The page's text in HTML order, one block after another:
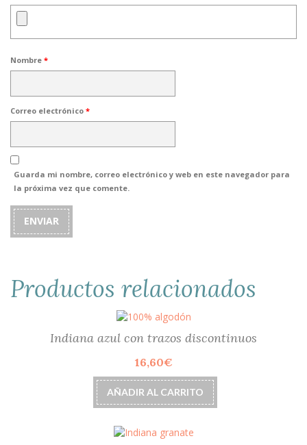
Nombre *
Correo electrónico *
Guarda mi nombre, correo electrónico y web en este navegador para
la próxima vez que comente.
Productos relacionados
Indiana azul con trazos discontinuos
16,60€
AÑADIR AL CARRITO